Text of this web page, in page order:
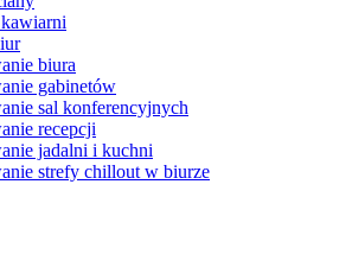
biura
gabinetów
sal konferencyjnych
recepcji
jadalni i kuchni
strefy chillout w biurze